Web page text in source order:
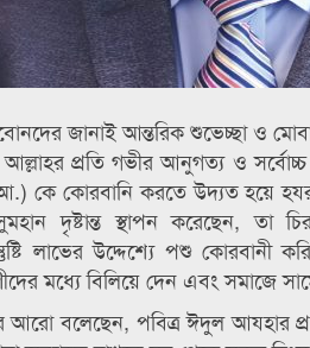
জানাই আন্তরিক শুভেচ্ছা ও
প্রতি গভীর আনুগত্য ও সর্বোচ্চ
কে কোরবানি করতে উদ্যত হয়ে
দৃষ্টান্ত স্থাপন করেছেন,
লাভের উদ্দেশ্যে পশু
মধ্যে বিলিয়ে দেন এবং সমাজে
আরো বলেছেন, পবিত্র ঈদুল আযহার